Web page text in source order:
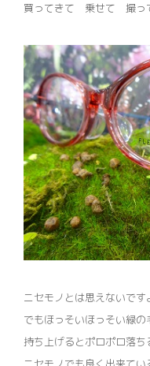
買ってきて 乗せて 撮っ
ニセモノとは思えないです
でもほっそいほっそい緑の
持ち上げるとポロポロ落ち